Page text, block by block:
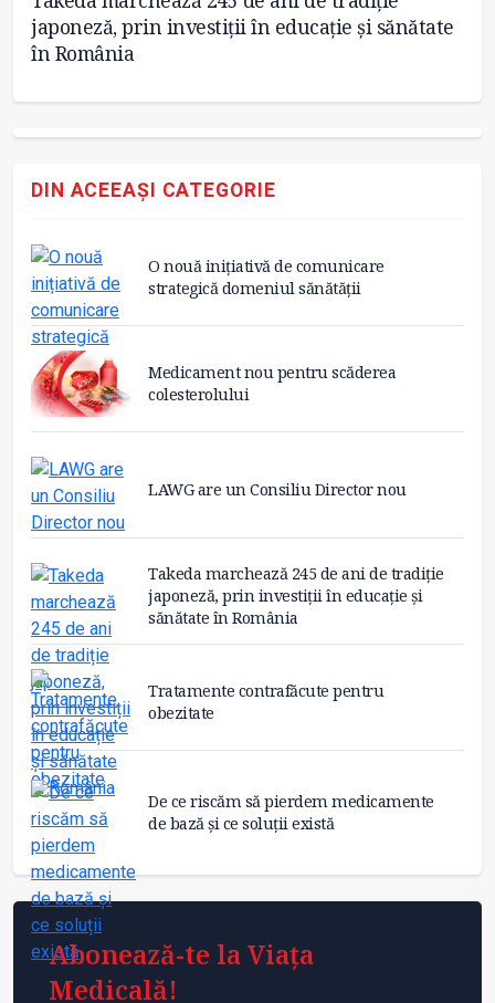
japoneză, prin investiții în educație și sănătate
în România
DIN ACEEAȘI CATEGORIE
O nouă inițiativă de comunicare
strategică domeniul sănătății
Medicament nou pentru scăderea
colesterolului
LAWG are un Consiliu Director nou
Takeda marchează 245 de ani de tradiție
japoneză, prin investiții în educație și
sănătate în România
Tratamente contrafăcute pentru
obezitate
De ce riscăm să pierdem medicamente
de bază și ce soluții există
Abonează-te la Viața
Medicală!